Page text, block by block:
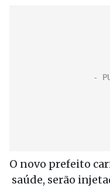
O novo prefeito
saúde, serão